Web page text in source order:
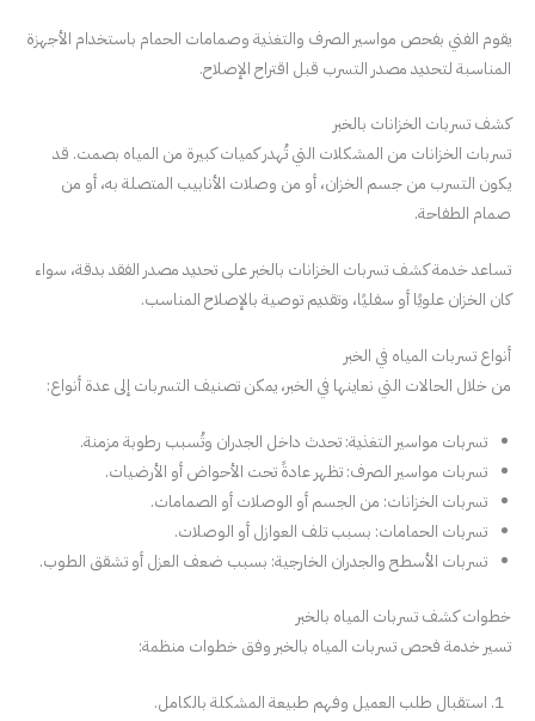
يقوم الفني بفحص مواسير الصرف والتغذية وصمامات الحمام باستخدام الأجهزة
المناسبة لتحديد مصدر التسرب قبل اقتراح الإصلاح.
كشف تسربات الخزانات بالخبر
تسربات الخزانات من المشكلات التي تُهدر كميات كبيرة من المياه بصمت. قد
يكون التسرب من جسم الخزان، أو من وصلات الأنابيب المتصلة به، أو من
صمام الطفاحة.
تساعد خدمة كشف تسربات الخزانات بالخبر على تحديد مصدر الفقد بدقة، سواء
كان الخزان علويًا أو سفليًا، وتقديم توصية بالإصلاح المناسب.
أنواع تسربات المياه في الخبر
من خلال الحالات التي نعاينها في الخبر، يمكن تصنيف التسربات إلى عدة أنواع:
تسربات مواسير التغذية: تحدث داخل الجدران وتُسبب رطوبة مزمنة.
تسربات مواسير الصرف: تظهر عادةً تحت الأحواض أو الأرضيات.
تسربات الخزانات: من الجسم أو الوصلات أو الصمامات.
تسربات الحمامات: بسبب تلف العوازل أو الوصلات.
تسربات الأسطح والجدران الخارجية: بسبب ضعف العزل أو تشقق الطوب.
خطوات كشف تسربات المياه بالخبر
تسير خدمة فحص تسربات المياه بالخبر وفق خطوات منظمة:
استقبال طلب العميل وفهم طبيعة المشكلة بالكامل.